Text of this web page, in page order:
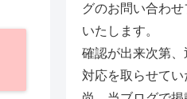
グのお問い合わ
いたします。
確認が出来次第
対応を取らせてい